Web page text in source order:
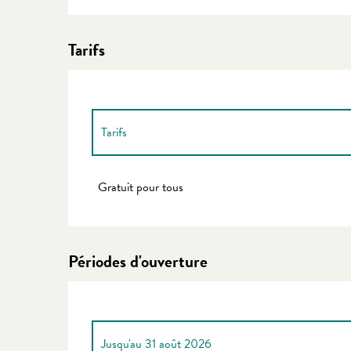
Tarifs
Tarifs
Tarifs 2027
Gratuit pour tous
Périodes d'ouverture
Jusqu'au 31 août 2026